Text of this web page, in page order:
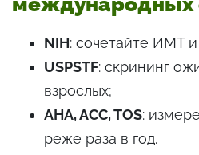
NIH: сочетайте ИМТ
USPSTF: скрининг
взрослых;
AHA, ACC, TOS:
реже раза в год.